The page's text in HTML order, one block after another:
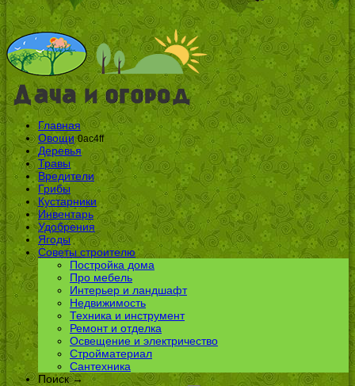
Главная
Овощи 0ac4ff
Деревья
Травы
Вредители
Грибы
Кустарники
Инвентарь
Удобрения
Ягоды
Советы строителю
Постройка дома
Про мебель
Интерьер и ландшафт
Недвижимость
Техника и инструмент
Ремонт и отделка
Освещение и электричество
Стройматериал
Сантехника
Поиск →